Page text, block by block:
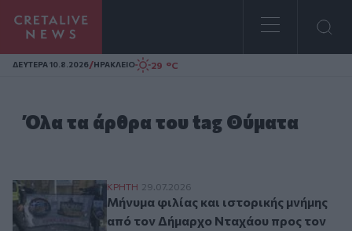
Homepage
ΔΕΥΤΕΡΑ 10.8.2026/ΗΡΑΚΛΕΙΟ 29 °C
Όλα τα άρθρα του tag Θύματα
Μήνυμα φιλίας και ιστορικής μνήμης
ΚΡΗΤΗ 29.07.2026
Μήνυμα φιλίας και ιστορικής μνήμης
από τον Δήμαρχο Νταχάου προς τον